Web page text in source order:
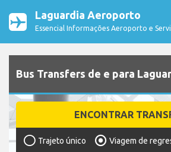
Laguardia Aeroporto
Essencial Informações Aeroporto e
Bus Transfers de e para
ENCONTRAR
Trajeto único
Viagem de